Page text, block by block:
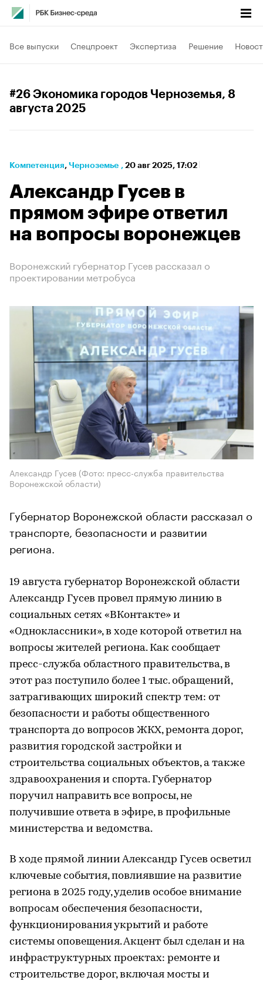
Все выпуски Спецпроект Экспертиза Решение
#26 Экономика городов Черноземья, 8
августа 2025
Компетенция⁠, Черноземье , 20 авг 2025, 17:02
Александр Гусев в
прямом эфире ответил
на вопросы воронежцев
Воронежский губернатор Гусев рассказал о
проектировании метробуса
Александр Гусев (Фото: пресс-служба правительства
Воронежской области)
Губернатор Воронежской области рассказал о
транспорте, безопасности и развитии
региона.
19 августа губернатор Воронежской области
Александр Гусев провел прямую линию в
социальных сетях «ВКонтакте» и
«Одноклассники», в ходе которой ответил на
вопросы жителей региона. Как сообщает
пресс-служба областного правительства, в
этот раз поступило более 1 тыс. обращений,
затрагивающих широкий спектр тем: от
безопасности и работы общественного
транспорта до вопросов ЖКХ, ремонта дорог,
развития городской застройки и
строительства социальных объектов, а также
здравоохранения и спорта. Губернатор
поручил направить все вопросы, не
получившие ответа в эфире, в профильные
министерства и ведомства.
В ходе прямой линии Александр Гусев осветил
ключевые события, повлиявшие на развитие
региона в 2025 году, уделив особое внимание
вопросам обеспечения безопасности,
функционирования укрытий и работе
системы оповещения. Акцент был сделан и на
инфраструктурных проектах: ремонте и
строительстве дорог, включая мосты и